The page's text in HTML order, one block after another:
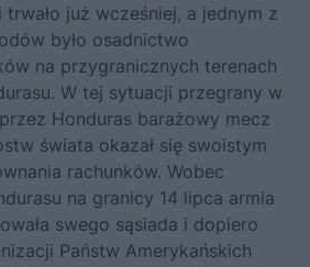
już wcześniej, a jednym z
było osadnictwo
na przygranicznych terenach
W tej sytuacji przegrany w
Honduras barażowy mecz
świata okazał się swoistym
rachunków. Wobec
na granicy 14 lipca armia
swego sąsiada i dopiero
Państw Amerykańskich